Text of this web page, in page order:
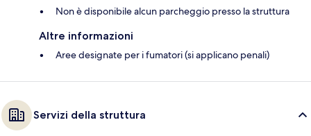
Non è disponibile alcun parcheggio presso la struttura
Altre informazioni
Aree designate per i fumatori (si applicano penali)
Servizi della struttura